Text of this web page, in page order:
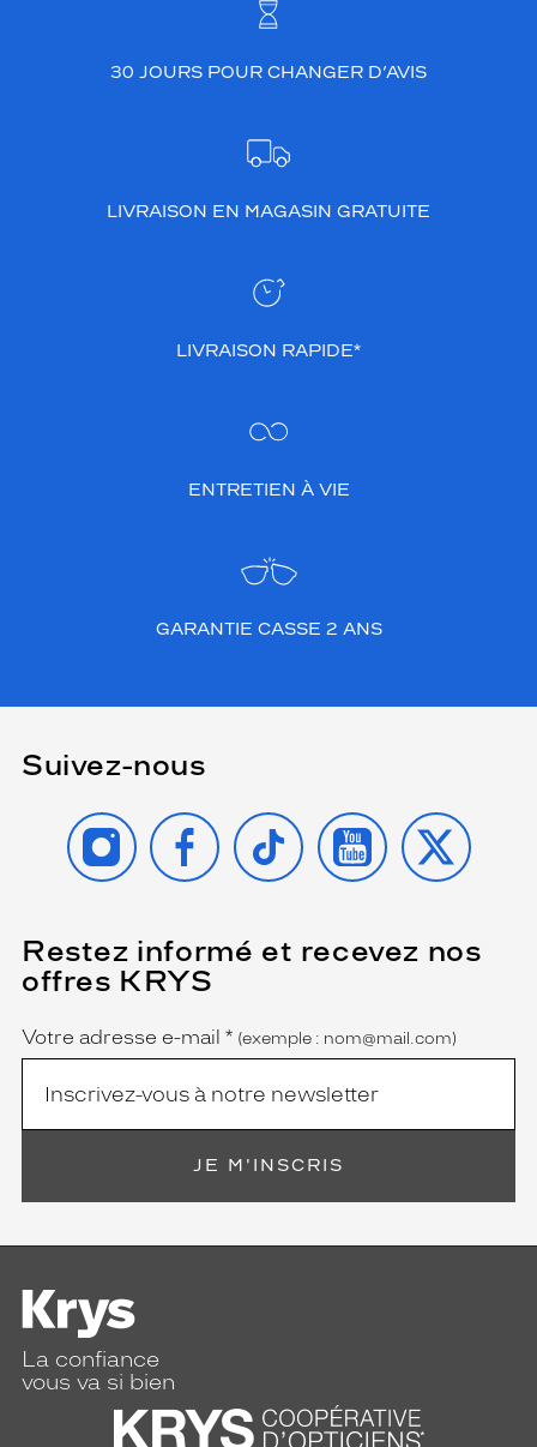
30 JOURS POUR CHANGER D’AVIS
LIVRAISON EN MAGASIN GRATUITE
LIVRAISON RAPIDE*
ENTRETIEN À VIE
GARANTIE CASSE 2 ANS
Suivez-nous
INSTAGRAMFACEBOOK
TIKTOK YOUTUBE
X
Restez informé et recevez nos
offres KRYS
Name
Votre adresse e-mail *
(Ce
champ
est
obligatoire)
(exemple : nom@mail.com)
JE M'INSCRIS
La confiance
vous va si bien